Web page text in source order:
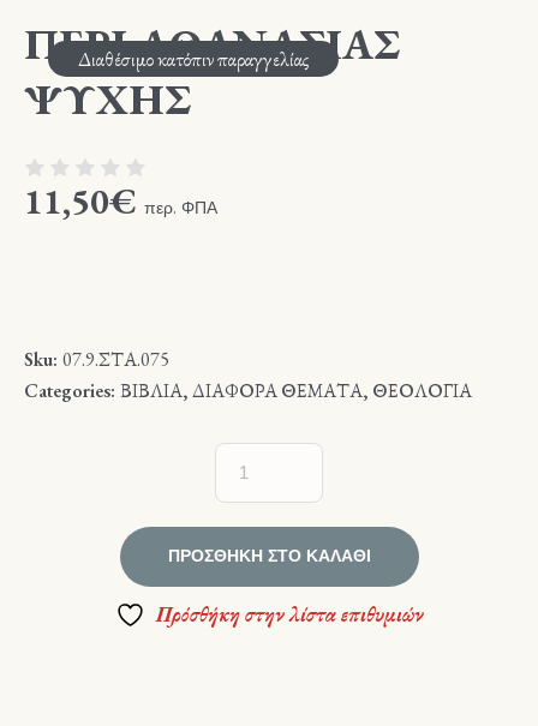
ΠΕΡΙ ΑΘΑΝΑΣΙΑΣ
ΨΥΧΗΣ
11,50€ περ. ΦΠΑ
Sku: 07.9.ΣΤΑ.075
Categories: ΒΙΒΛΙΑ,ΔΙΑΦΟΡΑ ΘΕΜΑΤΑ, ΘΕΟΛΟΓΙΑ
Διαθέσιμο κατόπιν παραγγελίας
ΠΡΟΣΘΉΚΗ ΣΤΟ ΚΑΛΆΘΙ
Πρόσθήκη στην λίστα επιθυμιών